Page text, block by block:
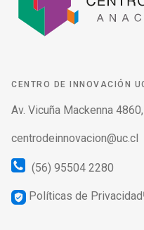
CENTRO DE INNOVACIÓN
Av. Vicuña Mackenna
centrodeinnovacion@uc.cl
(56) 95504 2280
verified_user Políticas de Privacidad